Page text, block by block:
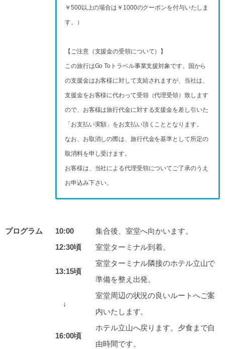
￥500以上の場合は￥1000のクーポンを付与いたしま
す。）
【ご注意（支援金の受領について）】
この旅行はGo Toトラベル事業支援対象です。国から
の支援金はお客様に対して支給されますが、当社は、
支援金をお客様に代わって受領（代理受領）致します
ので、お客様は旅行代金に対する支援金を差し引いた
「お支払い実額」をお支払い頂くこととなります。
なお、お取消しの際は、旅行代金を基準として所定の
取消料を申し受けます。
お客様は、当社による代理受領についてご了承のうえ
お申込み下さい。
プログラム 10:00
集合後、室堂へ向かいます。
12:30頃
室堂ターミナル到着。
13:15頃
室堂ターミナル隣接のホテル立山で
準備を整え出発。
↓
室堂周辺の状況の良いルートへご案
内いたします。
16:00頃
ホテル立山へ戻ります。夕食まで自
由時間です。